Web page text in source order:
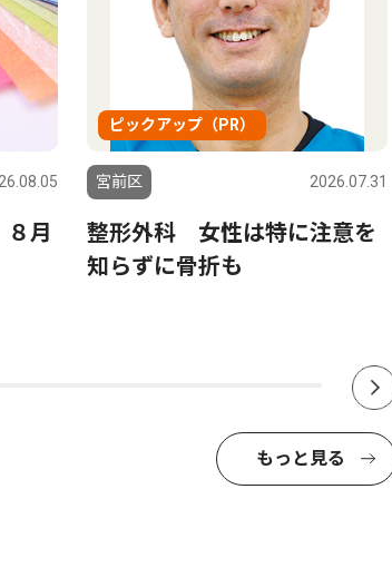
月
ピックアップ（PR）
宮前区 2026.07.31
整形外科 女性は特に注意を
知らずに骨折も
もっと見る